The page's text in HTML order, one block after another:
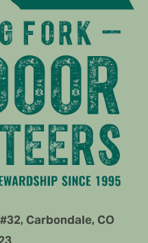
Carbondale, CO